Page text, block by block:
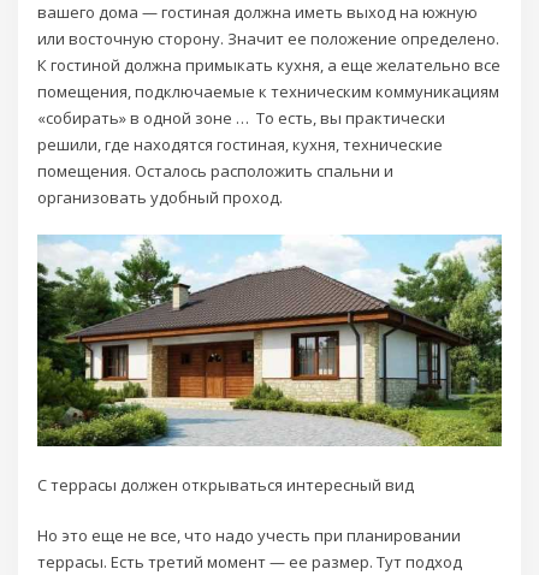
вашего дома — гостиная должна иметь выход на южную
или восточную сторону. Значит ее положение определено.
К гостиной должна примыкать кухня, а еще желательно все
помещения, подключаемые к техническим коммуникациям
«собирать» в одной зоне … То есть, вы практически
решили, где находятся гостиная, кухня, технические
помещения. Осталось расположить спальни и
организовать удобный проход.
С террасы должен открываться интересный вид
Но это еще не все, что надо учесть при планировании
террасы. Есть третий момент — ее размер. Тут подход